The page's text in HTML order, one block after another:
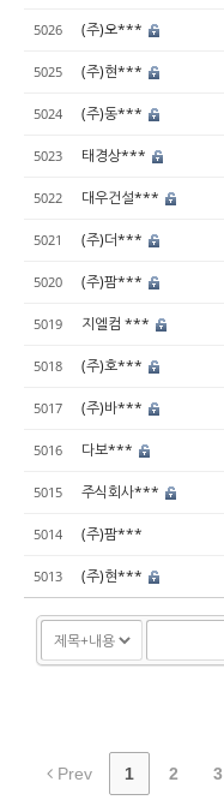
5026 (주)오***
5025 (주)현***
5024 (주)동***
5023 태경상***
5022 대우건설***
5021 (주)더***
5020 (주)팜***
5019 지엘컴 ***
5018 (주)호***
5017 (주)바***
5016 다보***
5015 주식회사***
5014 (주)팜***
5013 (주)현***
Prev 1 2 3